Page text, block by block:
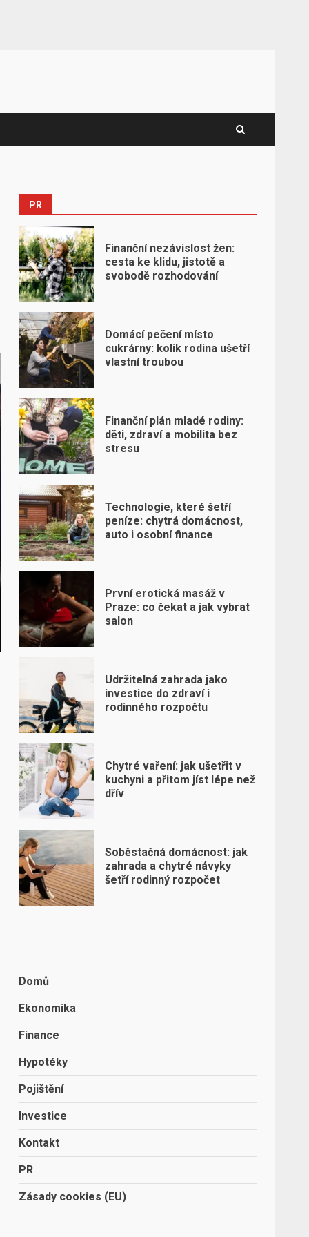
PR
Finanční nezávislost žen:
cesta ke klidu, jistotě a
svobodě rozhodování
Domácí pečení místo
cukrárny: kolik rodina ušetří
vlastní troubou
Finanční plán mladé rodiny:
děti, zdraví a mobilita bez
stresu
Technologie, které šetří
peníze: chytrá domácnost,
auto i osobní finance
První erotická masáž v
Praze: co čekat a jak vybrat
salon
Udržitelná zahrada jako
investice do zdraví i
rodinného rozpočtu
Chytré vaření: jak ušetřit v
kuchyni a přitom jíst lépe než
dřív
Soběstačná domácnost: jak
zahrada a chytré návyky
šetří rodinný rozpočet
Domů
Ekonomika
Finance
Hypotéky
Pojištění
Investice
Kontakt
PR
Zásady cookies (EU)